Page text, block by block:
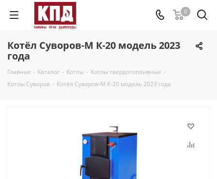
0
Котёл Суворов-М К-20 модель 2023
года
Главная - Каталог - Котлы - Котлы твердотопливные -
Котлы Суворов - Котёл Суворов-М К-20 модель 2023 года